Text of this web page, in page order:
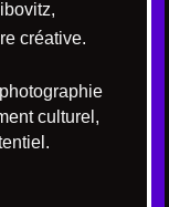
créative.
culturel,